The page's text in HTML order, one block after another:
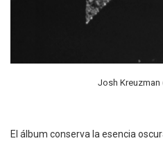
Josh Kreuzman
El álbum conserva la esencia